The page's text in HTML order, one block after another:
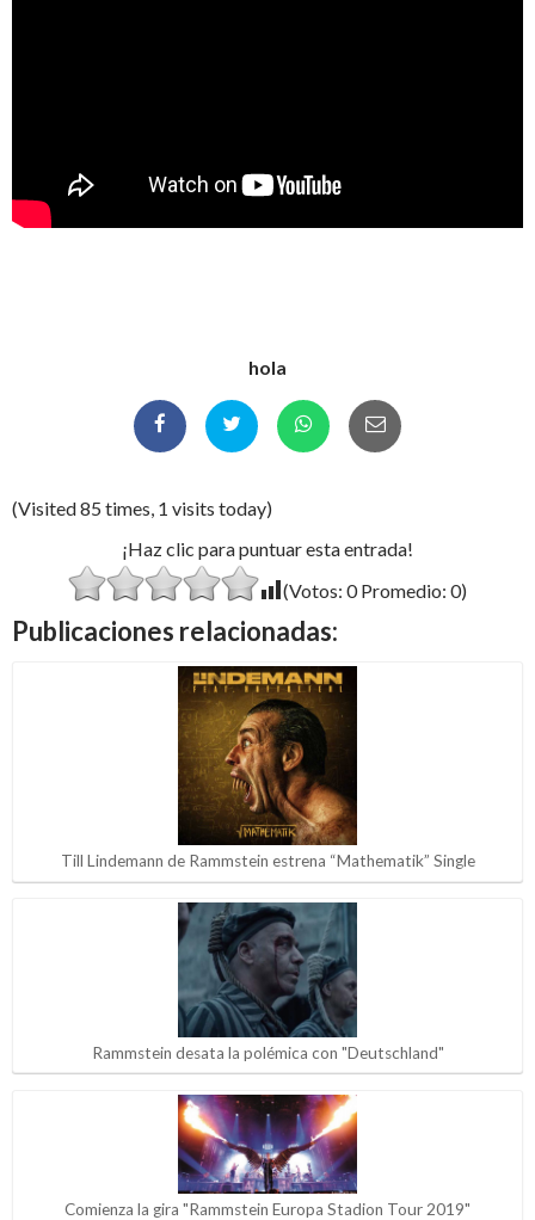
hola
(Visited 85 times, 1 visits today)
¡Haz clic para puntuar esta entrada!
(Votos: 0Promedio: 0)
Publicaciones relacionadas:
Till Lindemann de Rammstein estrena “Mathematik” Single
Rammstein desata la polémica con "Deutschland"
Comienza la gira "Rammstein Europa Stadion Tour 2019"